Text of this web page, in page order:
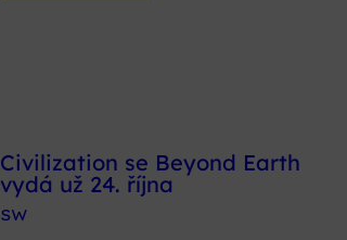
Civilization se Beyond Earth
vydá už 24. října
SW